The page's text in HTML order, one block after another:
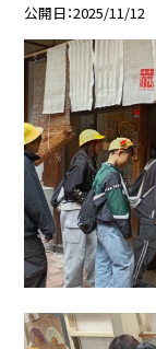
公開日 2025/11/12